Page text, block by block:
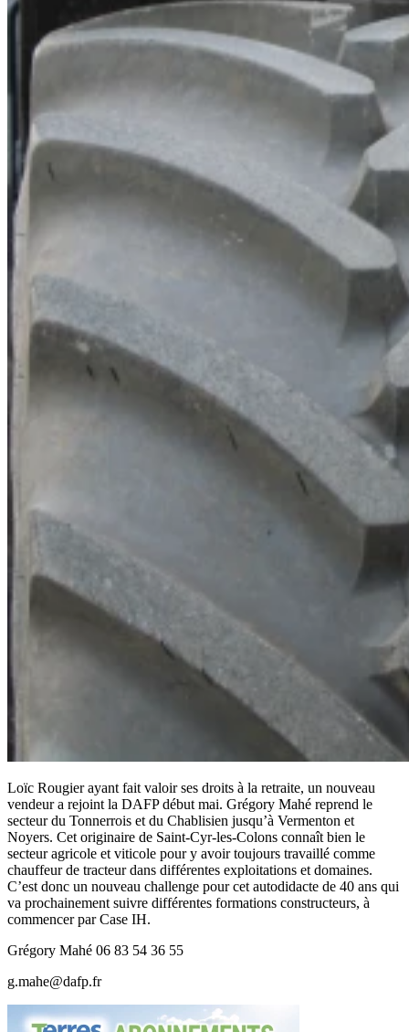
Loïc Rougier ayant fait valoir ses droits à la retraite, un nouveau
vendeur a rejoint la DAFP début mai. Grégory Mahé reprend le
secteur du Tonnerrois et du Chablisien jusqu’à Vermenton et
Noyers. Cet originaire de Saint-Cyr-les-Colons connaît bien le
secteur agricole et viticole pour y avoir toujours travaillé comme
chauffeur de tracteur dans différentes exploitations et domaines.
C’est donc un nouveau challenge pour cet autodidacte de 40 ans qui
va prochainement suivre différentes formations constructeurs, à
commencer par Case IH.
Grégory Mahé 06 83 54 36 55
g.mahe@dafp.fr